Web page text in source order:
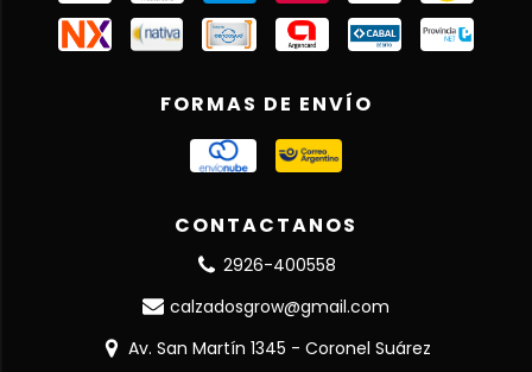
FORMAS DE ENVÍO
CONTACTANOS
2926-400558
calzadosgrow@gmail.com
Av. San Martín 1345 - Coronel Suárez